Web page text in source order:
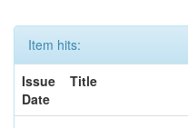
Item hits:
Issue
Date
Title